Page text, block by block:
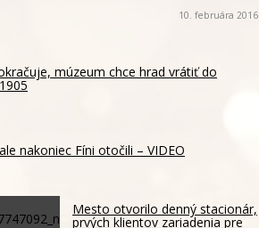
10. februára 2016
múzeum chce hrad vrátiť do
nakoniec Fíni otočili – VIDEO
Mesto otvorilo denný stacionár,
prvých klientov zariadenia pre